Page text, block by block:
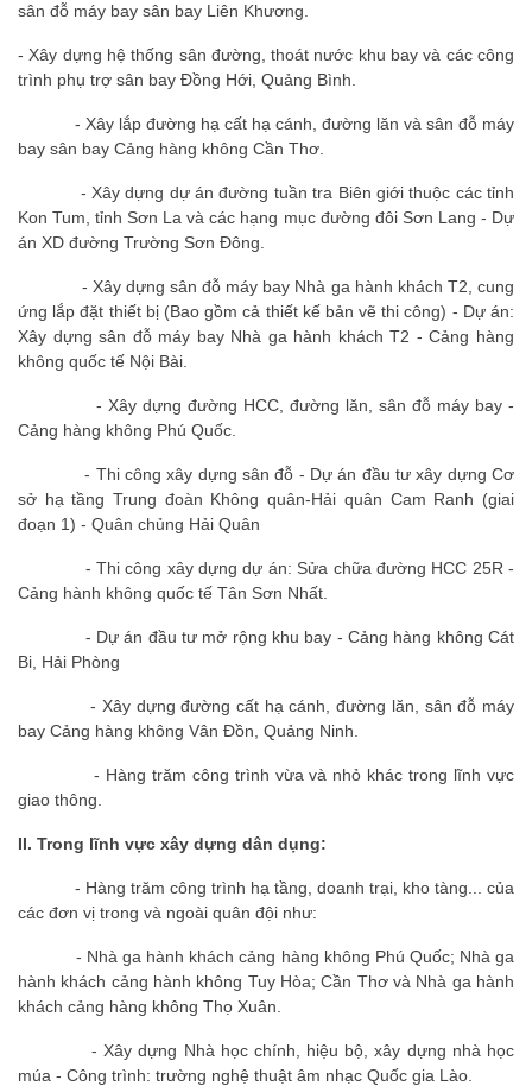
sân đỗ máy bay sân bay Liên Khương.
- Xây dựng hệ thống sân đường, thoát nước khu bay và các công
trình phụ trợ sân bay Đồng Hới, Quảng Bình.
- Xây lắp đường hạ cất hạ cánh, đường lăn và sân đỗ máy
bay sân bay Cảng hàng không Cần Thơ.
- Xây dựng dự án đường tuần tra Biên giới thuộc các tỉnh
Kon Tum, tỉnh Sơn La và các hạng mục đường đôi Sơn Lang - Dự
án XD đường Trường Sơn Đông.
- Xây dựng sân đỗ máy bay Nhà ga hành khách T2, cung
ứng lắp đặt thiết bị (Bao gồm cả thiết kế bản vẽ thi công) - Dự án:
Xây dựng sân đỗ máy bay Nhà ga hành khách T2 - Cảng hàng
không quốc tế Nội Bài.
- Xây dựng đường HCC, đường lăn, sân đỗ máy bay -
Cảng hàng không Phú Quốc.
- Thi công xây dựng sân đỗ - Dự án đầu tư xây dựng Cơ
sở hạ tầng Trung đoàn Không quân-Hải quân Cam Ranh (giai
đoạn 1) - Quân chủng Hải Quân
- Thi công xây dựng dự án: Sửa chữa đường HCC 25R -
Cảng hành không quốc tế Tân Sơn Nhất.
- Dự án đầu tư mở rộng khu bay - Cảng hàng không Cát
Bi, Hải Phòng
- Xây dựng đường cất hạ cánh, đường lăn, sân đỗ máy
bay Cảng hàng không Vân Đồn, Quảng Ninh.
- Hàng trăm công trình vừa và nhỏ khác trong lĩnh vực
giao thông.
II. Trong lĩnh vực xây dựng dân dụng:
- Hàng trăm công trình hạ tầng, doanh trại, kho tàng... của
các đơn vị trong và ngoài quân đội như:
- Nhà ga hành khách cảng hàng không Phú Quốc; Nhà ga
hành khách cảng hành không Tuy Hòa; Cần Thơ và Nhà ga hành
khách cảng hàng không Thọ Xuân.
- Xây dựng Nhà học chính, hiệu bộ, xây dựng nhà học
múa - Công trình: trường nghệ thuật âm nhạc Quốc gia Lào.